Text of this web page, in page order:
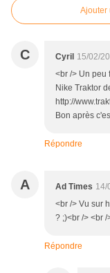
Ajouter
C Cyril 15/02/
<br /> Un peu
Nike Traktor
http://
Bon après
Répondre
A Ad Times 14/
<br /> Vu sur
? ;)<br /> <br /
Répondre